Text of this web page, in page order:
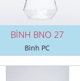
BÌNH BNO 27
Bình PC